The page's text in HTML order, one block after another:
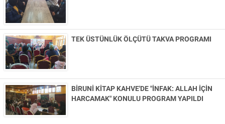
TEK ÜSTÜNLÜK ÖLÇÜTÜ TAKVA PROGRAMI
BİRUNİ KİTAP KAHVE'DE "İNFAK: ALLAH İÇİN
HARCAMAK" KONULU PROGRAM YAPILDI